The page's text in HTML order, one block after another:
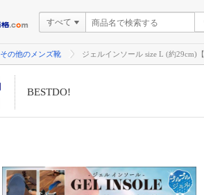
すべて
その他のメンズ靴 ジェルインソール size L (約29cm)【
BESTDO!